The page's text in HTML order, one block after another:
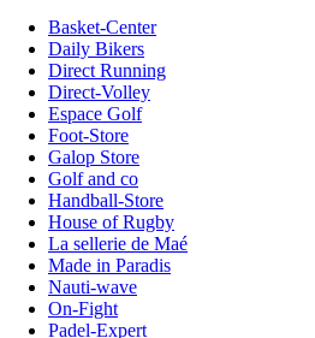
Basket-Center
Daily Bikers
Direct Running
Direct-Volley
Espace Golf
Foot-Store
Galop Store
Golf and co
Handball-Store
House of Rugby
La sellerie de Maé
Made in Paradis
Nauti-wave
On-Fight
Padel-Expert